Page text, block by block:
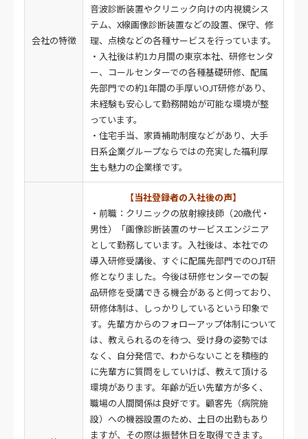
会社の特徴
音波診断装置やクリニック向けの内視鏡シス
テム、X線画像診断装置などの設置、保守、修
理、点検などの各種サービスを行っています。
・入社後は約1カ月間の東京本社、研修センタ
ー、コールセンターでの各種基礎研修、配属
先部門での約1年間の手厚いOJT研修があり、
未経験も安心して勤務開始が可能な環境が整
っています。
・住宅手当、家賃補助制度などがあり、大手
日系企業グループならではの充実した福利厚
生も魅力の企業様です。
【当社登録者の入社後の声】
・前職：クリニックの放射線技師（20歳代・
男性）「画像診断装置のサービスエンジニア
として勤務しています。入社後は、本社での
導入研修受講後、すぐに配属先部門でのOJT研
修となりました。今後は研修センターでの製
品研修を受講できる機会があると伺っており、
研修体制は、しっかりしているという印象で
す。先輩方からのフォローアップ体制について
は、教えられるのを待つ、受け身の姿勢では
なく、自分発信で、わからないことを積極的
に先輩方に質問をしていけば、教えて頂ける
環境があります。年齢が近い先輩方が多く、
職場の人間関係は良好です。顧客先（病院施
設）への機器設置のため、土日の出勤もあり
ますが、その際は振替休日を取得できます。